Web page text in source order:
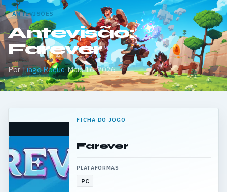
ANTEVISÕES
Antevisão:
Farever
PorTiago Roque·Maio 16, 2026
FICHA DO JOGO
Farever
PLATAFORMAS
PC